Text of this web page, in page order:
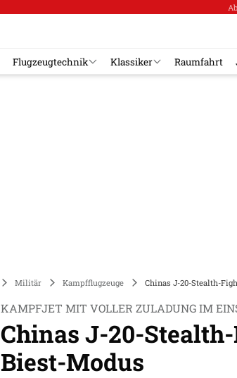
Flugzeugtechnik Klassiker Raumfahrt
Militär Kampfflugzeuge Chinas J-20-Stealth-
KAMPFJET MIT VOLLER ZULADUNG IM
Chinas J-20-
Biest-Modus